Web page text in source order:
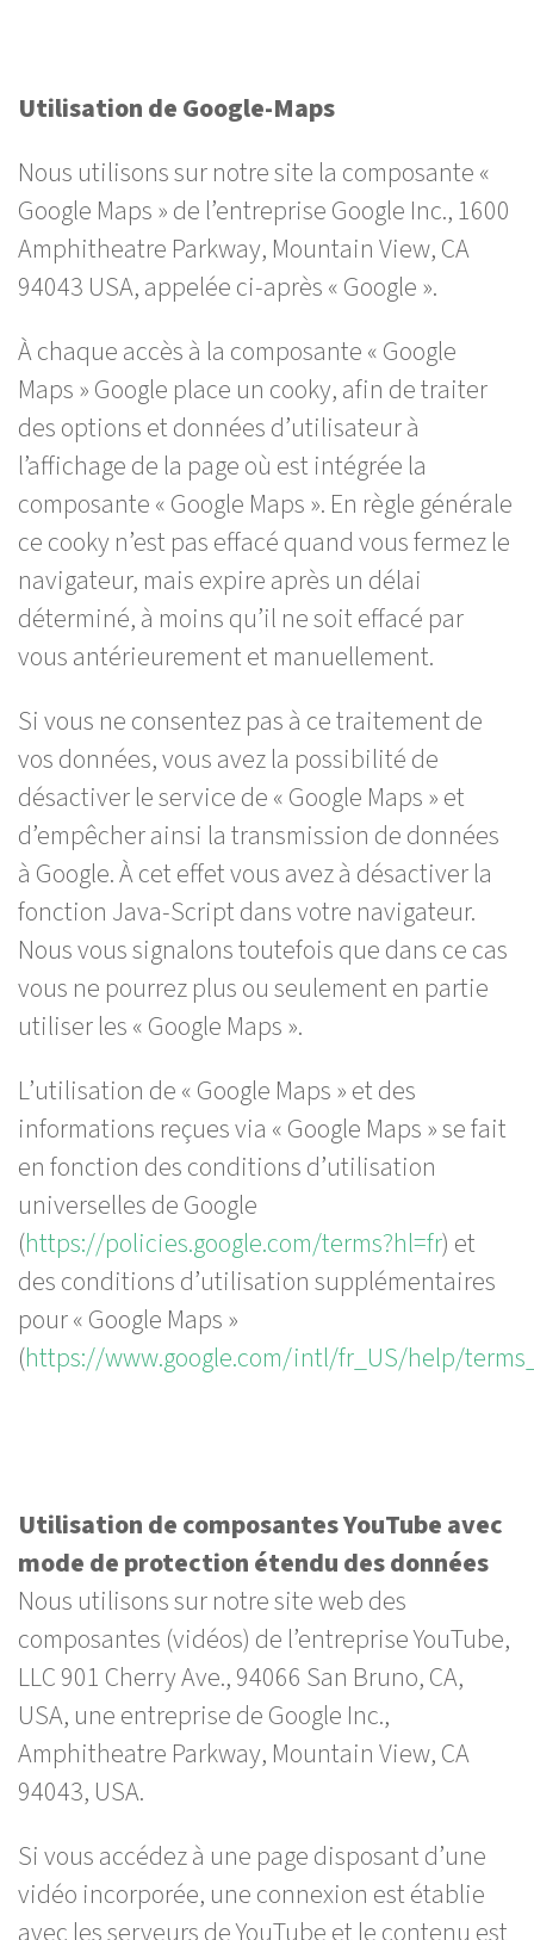
Utilisation de Google-Maps
Nous utilisons sur notre site la composante «
Google Maps » de l’entreprise Google Inc., 1600
Amphitheatre Parkway, Mountain View, CA
94043 USA, appelée ci-après « Google ».
À chaque accès à la composante « Google
Maps » Google place un cooky, afin de traiter
des options et données d’utilisateur à
l’affichage de la page où est intégrée la
composante « Google Maps ». En règle générale
ce cooky n’est pas effacé quand vous fermez le
navigateur, mais expire après un délai
déterminé, à moins qu’il ne soit effacé par
vous antérieurement et manuellement.
Si vous ne consentez pas à ce traitement de
vos données, vous avez la possibilité de
désactiver le service de « Google Maps » et
d’empêcher ainsi la transmission de données
à Google. À cet effet vous avez à désactiver la
fonction Java-Script dans votre navigateur.
Nous vous signalons toutefois que dans ce cas
vous ne pourrez plus ou seulement en partie
utiliser les « Google Maps ».
L’utilisation de « Google Maps » et des
informations reçues via « Google Maps » se fait
en fonction des conditions d’utilisation
universelles de Google
(https://policies.google.com/terms?hl=fr) et
des conditions d’utilisation supplémentaires
pour « Google Maps »
(https://www.google.com/intl/fr_US/help/
Utilisation de composantes YouTube avec
mode de protection étendu des données
Nous utilisons sur notre site web des
composantes (vidéos) de l’entreprise YouTube,
LLC 901 Cherry Ave., 94066 San Bruno, CA,
USA, une entreprise de Google Inc.,
Amphitheatre Parkway, Mountain View, CA
94043, USA.
Si vous accédez à une page disposant d’une
vidéo incorporée, une connexion est établie